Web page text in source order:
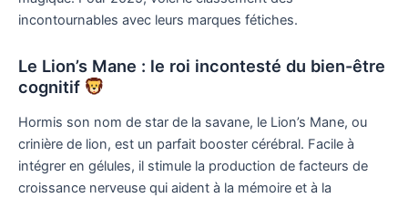
incontournables avec leurs marques fétiches.
Le Lion’s Mane : le roi incontesté du bien-être
cognitif
Hormis son nom de star de la savane, le Lion’s Mane, ou
crinière de lion, est un parfait booster cérébral. Facile à
intégrer en gélules, il stimule la production de facteurs de
croissance nerveuse qui aident à la mémoire et à la